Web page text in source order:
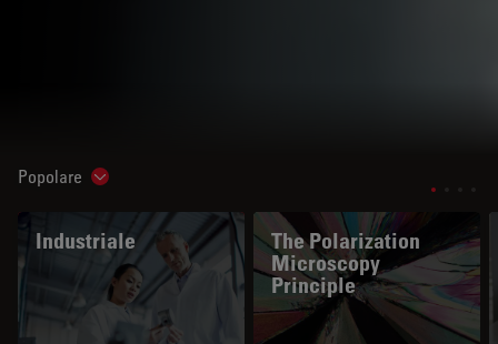
Popolare Show subnavigation
Industriale
The Polarization
Microscopy
Principle